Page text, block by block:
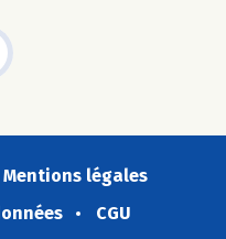
Mentions légales
CGU